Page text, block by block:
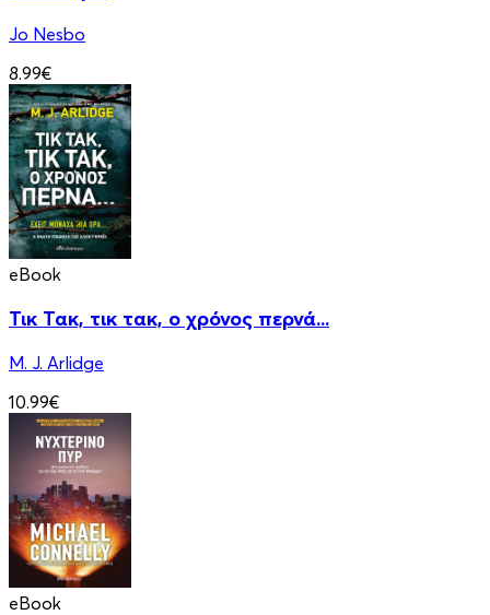
Jo Nesbo
8.99€
eBook
Τικ Τακ, τικ τακ, ο χρόνος περνά...
M. J. Arlidge
10.99€
eBook